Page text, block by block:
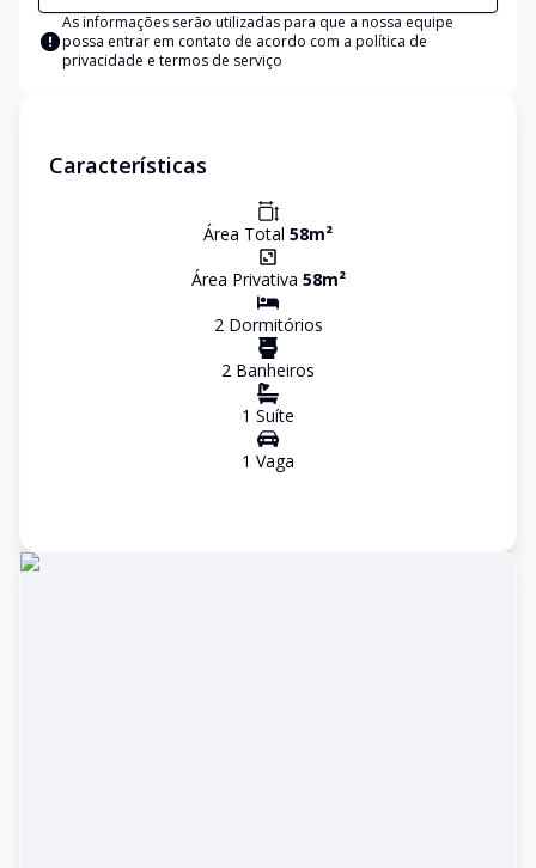
As informações serão utilizadas para que a nossa equipe
possa entrar em contato de acordo com a política de
privacidade e termos de serviço
Características
Área Total 58m²
Área Privativa 58m²
2Dormitórios
2 Banheiros
1 Suíte
1 Vaga